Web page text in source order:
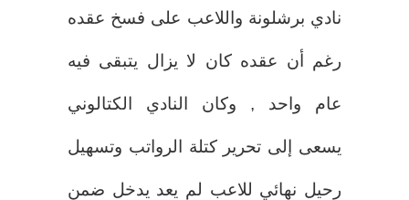
نادي برشلونة واللاعب على فسخ عقده
رغم أن عقده كان لا يزال يتبقى فيه
عام واحد , وكان النادي الكتالوني
يسعى إلى تحرير كتلة الرواتب وتسهيل
رحيل نهائي للاعب لم يعد يدخل ضمن